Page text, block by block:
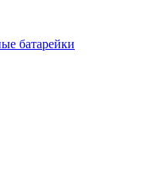
батарейки